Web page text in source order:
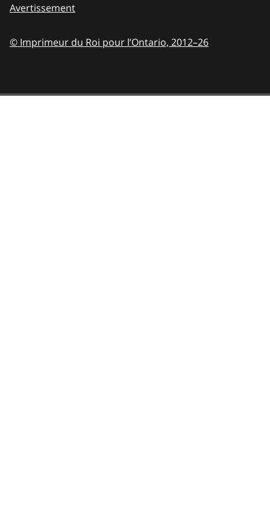
Avertissement
© Imprimeur du Roi pour l’Ontario, 2012–26